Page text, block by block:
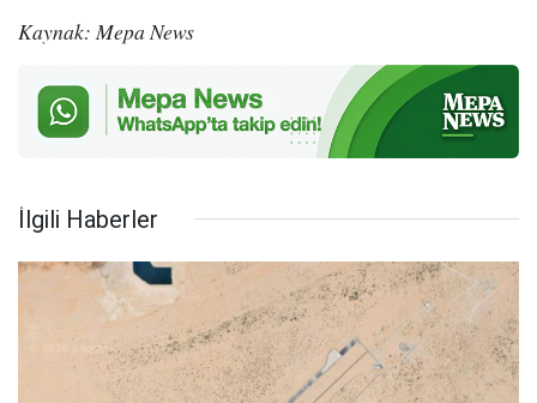
Kaynak: Mepa News
İlgili Haberler